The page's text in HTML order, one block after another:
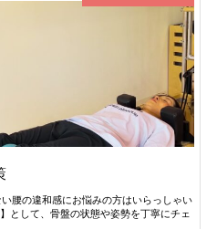
腰の違和感にお悩みの方はいらっしゃい
として、骨盤の状態や姿勢を丁寧にチェ